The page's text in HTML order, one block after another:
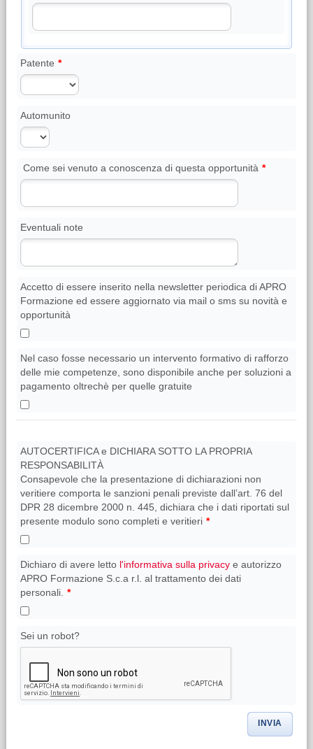
Patente *
Automunito
Come sei venuto a conoscenza di questa opportunità *
Eventuali note
Accetto di essere inserito nella newsletter periodica di APRO
Formazione ed essere aggiornato via mail o sms su novità e
opportunità
Nel caso fosse necessario un intervento formativo di rafforzo
delle mie competenze, sono disponibile anche per soluzioni a
pagamento oltrechè per quelle gratuite
AUTOCERTIFICA e DICHIARA SOTTO LA PROPRIA
RESPONSABILITÀ
Consapevole che la presentazione di dichiarazioni non
veritiere comporta le sanzioni penali previste dall’art. 76 del
DPR 28 dicembre 2000 n. 445, dichiara che i dati riportati sul
presente modulo sono completi e veritieri *
Dichiaro di avere letto l'informativa sulla privacye autorizzo
APRO Formazione S.c.a r.l. al trattamento dei dati
personali. *
Sei un robot?
INVIA